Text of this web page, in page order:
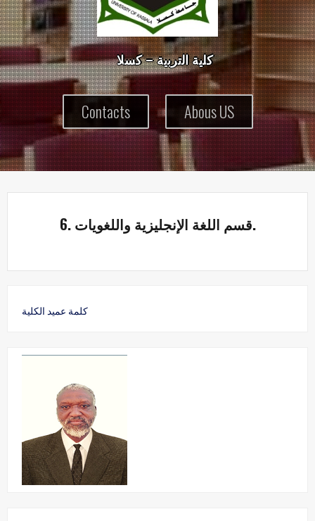
كليةالتربية–كسل
Contacts Abous US
6. قسم اللغة الإنجليزية واللغويات.
كلمة عميد الكلية